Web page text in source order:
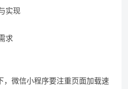
实现
求
，微信小程序要注重页面加载速